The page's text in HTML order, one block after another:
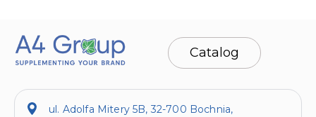
Catalog
ul. Adolfa Mitery 5B, 32-700 Bochnia,